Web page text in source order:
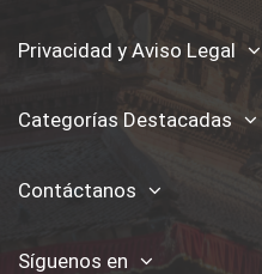
Privacidad y Aviso Legal
Categorías Destacadas
Contáctanos
Síguenos en